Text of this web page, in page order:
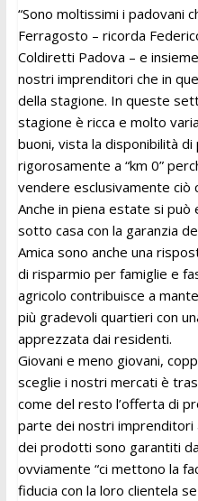
“Sono moltissimi i padovani
Ferragosto – ricorda
Coldiretti Padova – e
nostri imprenditori che in
della stagione. In queste
stagione è ricca e molto
buoni, vista la disponibilità
rigorosamente a “km 0”
vendere esclusivamente ciò
Anche in piena estate si
sotto casa con la garanzia
Amica sono anche una
di risparmio per famiglie e
agricolo contribuisce a
più gradevoli quartieri con
apprezzata dai residenti.
Giovani e meno giovani,
sceglie i nostri mercati è
come del resto l’offerta di
parte dei nostri imprenditori
dei prodotti sono garantiti
ovviamente “ci mettono la
fiducia con la loro clientela